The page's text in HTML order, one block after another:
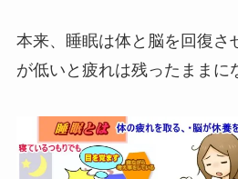
本来、睡眠は体と脳を回復さ
が低いと疲れは残ったままに